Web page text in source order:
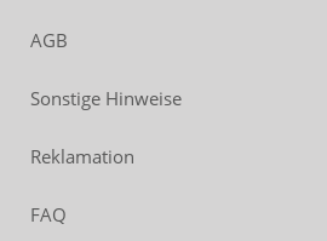
AGB
Sonstige Hinweise
Reklamation
FAQ